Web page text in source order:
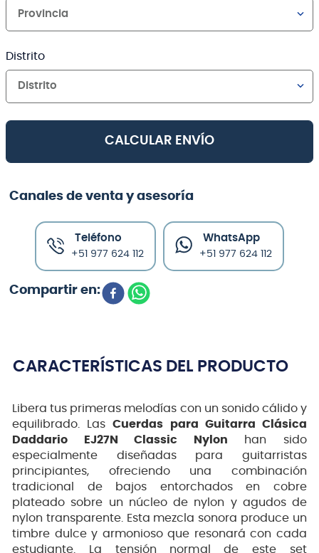
Provincia
Distrito
Distrito
CALCULAR ENVÍO
Canales de venta y asesoría
Teléfono
+51 977 624 112
WhatsApp
+51 977 624 112
CARACTERÍSTICAS DEL PRODUCTO
Libera tus primeras melodías con un sonido cálido y
equilibrado. LasCuerdas para Guitarra Clásica
Daddario EJ27N Classic Nylon han sido
especialmente diseñadas para guitarristas
principiantes, ofreciendo una combinación
tradicional de bajos entorchados en cobre
plateado sobre un núcleo de nylon y agudos de
nylon transparente. Esta mezcla sonora produce un
timbre dulce y armonioso que resonará con cada
estudiante. La tensión normal de este set